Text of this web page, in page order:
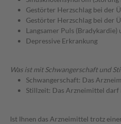
Gestörter Herzschlag bei der
Gestörter Herzschlag bei der
Langsamer Puls
Depressive Erkrankung
Was ist mit Schwangerschaft und
Schwangerschaft: Das
Stillzeit: Das Arzneimittel darf
Ist Ihnen das Arzneimittel trotz